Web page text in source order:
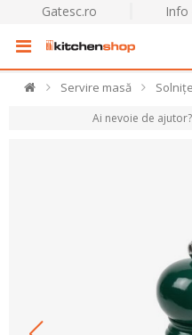
Gatesc.ro Info
Servire masă
Ai nevoie de